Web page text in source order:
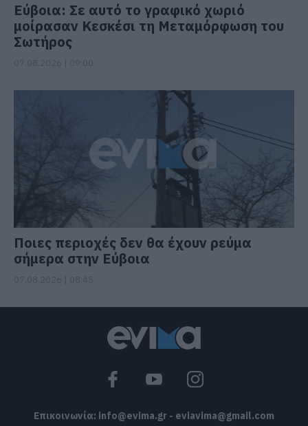
Εύβοια: Σε αυτό το γραφικό χωριό
μοίρασαν Κεσκέσι τη Μεταμόρφωση του
Σωτήρος
Ποιες περιοχές δεν θα έχουν ρεύμα
σήμερα στην Εύβοια
Επικοινωνία: info@evima.gr - eviavima@gmail.com